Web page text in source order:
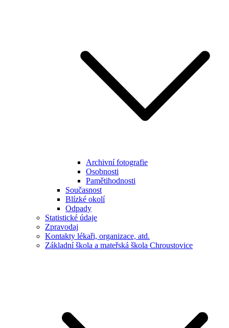
Archivní fotografie
Osobnosti
Pamětihodnosti
Současnost
Blízké okolí
Odpady
Statistické údaje
Zpravodaj
Kontakty lékaři, organizace, atd.
Základní škola a mateřská škola Chroustovice